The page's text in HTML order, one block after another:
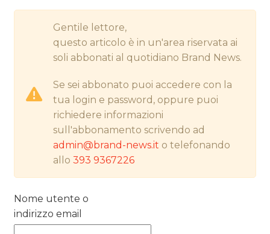
EDITORIA
ESTERNA
RADIO / AUDIO
DATI
RICERCHE
Gentile lettore,
questo articolo è in un'area riservata ai
soli abbonati al quotidiano Brand News.
Se sei abbonato puoi accedere con la
tua login e password, oppure puoi
richiedere informazioni
sull'abbonamento scrivendo ad
admin@brand-news.it o telefonando
allo393 9367226
Nome utente o
indirizzo email